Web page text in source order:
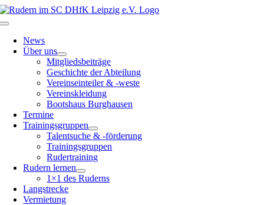
Zum
Inhalt
Toggle
Navigation
News
Über uns
Mitgliedsbeiträge
Geschichte der Abteilung
Vereinseinteiler & -weste
Vereinskleidung
Bootshaus Burghausen
Termine
Trainingsgruppen
Talentsuche & -förderung
Trainingsgruppen
Rudertraining
Rudern lernen
1×1 des Ruderns
Langstrecke
Vermietung